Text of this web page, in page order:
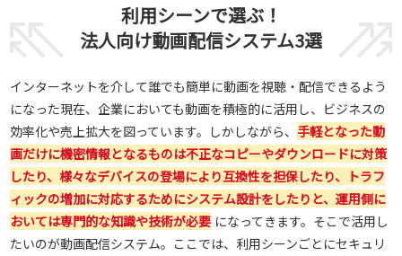
利用シーンで選ぶ！
法人向け動画配信システム3選
インターネットを介して誰でも簡単に動画を視聴・配信できるよう
になった現在、企業においても動画を積極的に活用し、ビジネスの
効率化や売上拡大を図っています。しかしながら、 手軽となった動
画だけに機密情報となるものは不正なコピーやダウンロードに対策
したり、様々なデバイスの登場により互換性を担保したり、トラフ
ィックの増加に対応するためにシステム設計をしたりと、運用側に
おいては専門的な知識や技術が必要 になってきます。そこで活用し
たいのが動画配信システム。ここでは、利用シーンごとにセキュリ